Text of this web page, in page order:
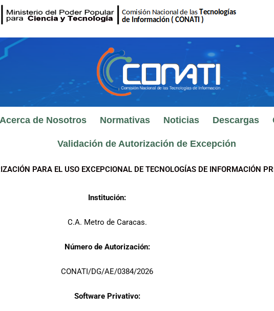
Acerca de Nosotros Normativas Noticias Descargas
Validación de Autorización de Excepción
PARA EL USO EXCEPCIONAL DE TECNOLOGÍAS DE INFORMACIÓN
Institución:
C.A. Metro de Caracas.
Número de Autorización:
CONATI/DG/AE/0384/2026
Software Privativo: